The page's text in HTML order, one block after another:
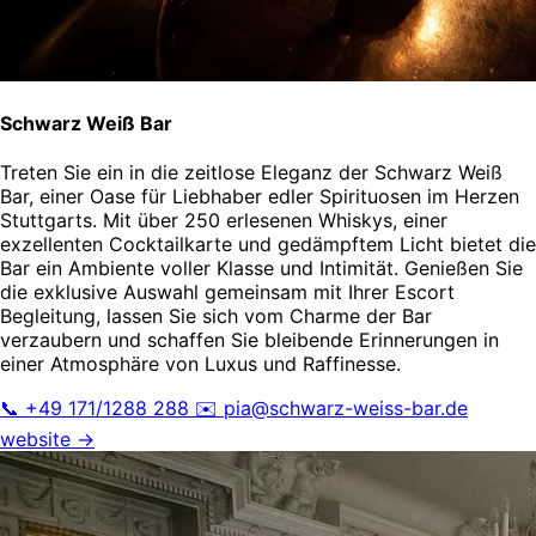
Schwarz Weiß Bar
Treten Sie ein in die zeitlose Eleganz der Schwarz Weiß
Bar, einer Oase für Liebhaber edler Spirituosen im Herzen
Stuttgarts. Mit über 250 erlesenen Whiskys, einer
exzellenten Cocktailkarte und gedämpftem Licht bietet die
Bar ein Ambiente voller Klasse und Intimität. Genießen Sie
die exklusive Auswahl gemeinsam mit Ihrer Escort
Begleitung, lassen Sie sich vom Charme der Bar
verzaubern und schaffen Sie bleibende Erinnerungen in
einer Atmosphäre von Luxus und Raffinesse.
📞 +49 171/1288 288 ✉️ pia@schwarz-weiss-bar.de
website →